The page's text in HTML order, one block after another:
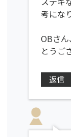
考にな
OBさ
とうご
返信